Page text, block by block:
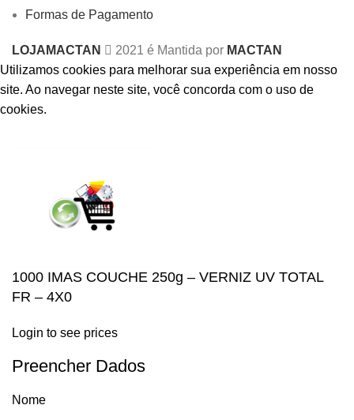
Formas de Pagamento
LOJAMACTAN 2021 é Mantida por MACTAN
Utilizamos cookies para melhorar sua experiência em nosso
site. Ao navegar neste site, você concorda com o uso de
cookies.
1000 IMAS COUCHE 250g – VERNIZ UV TOTAL
FR – 4X0
Login to see prices
Preencher Dados
Nome